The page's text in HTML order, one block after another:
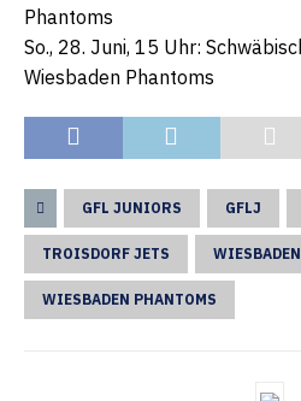
Phantoms
So., 28. Juni, 15 Uhr:
Wiesbaden Phantoms
GFL JUNIORS GFLJ
TROISDORF JETS WIESBADEN
WIESBADEN PHANTOMS